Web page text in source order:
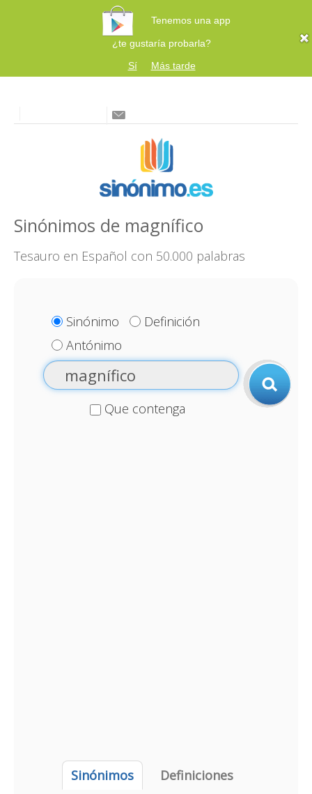
Tenemos una app
¿te gustaría probarla?
Sí
Más tarde
Sinónimos de magnífico
Tesauro en Español con 50.000 palabras
Sinónimo
Definición
Antónimo
Que contenga
Sinónimos
Definiciones